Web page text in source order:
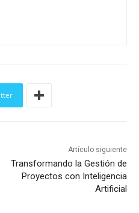
Artículo siguiente
Transformando la Gestión de
Proyectos con Inteligencia
Artificial